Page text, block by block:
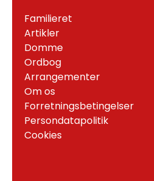
Familieret
Artikler
Domme
Ordbog
Arrangementer
Om os
Forretningsbetingelser
Persondatapolitik
Cookies